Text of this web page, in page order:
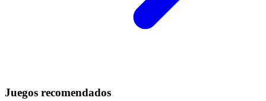
Juegos recomendados